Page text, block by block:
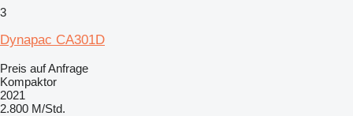
3
Dynapac CA301D
Preis auf Anfrage
Kompaktor
2021
2.800 M/Std.